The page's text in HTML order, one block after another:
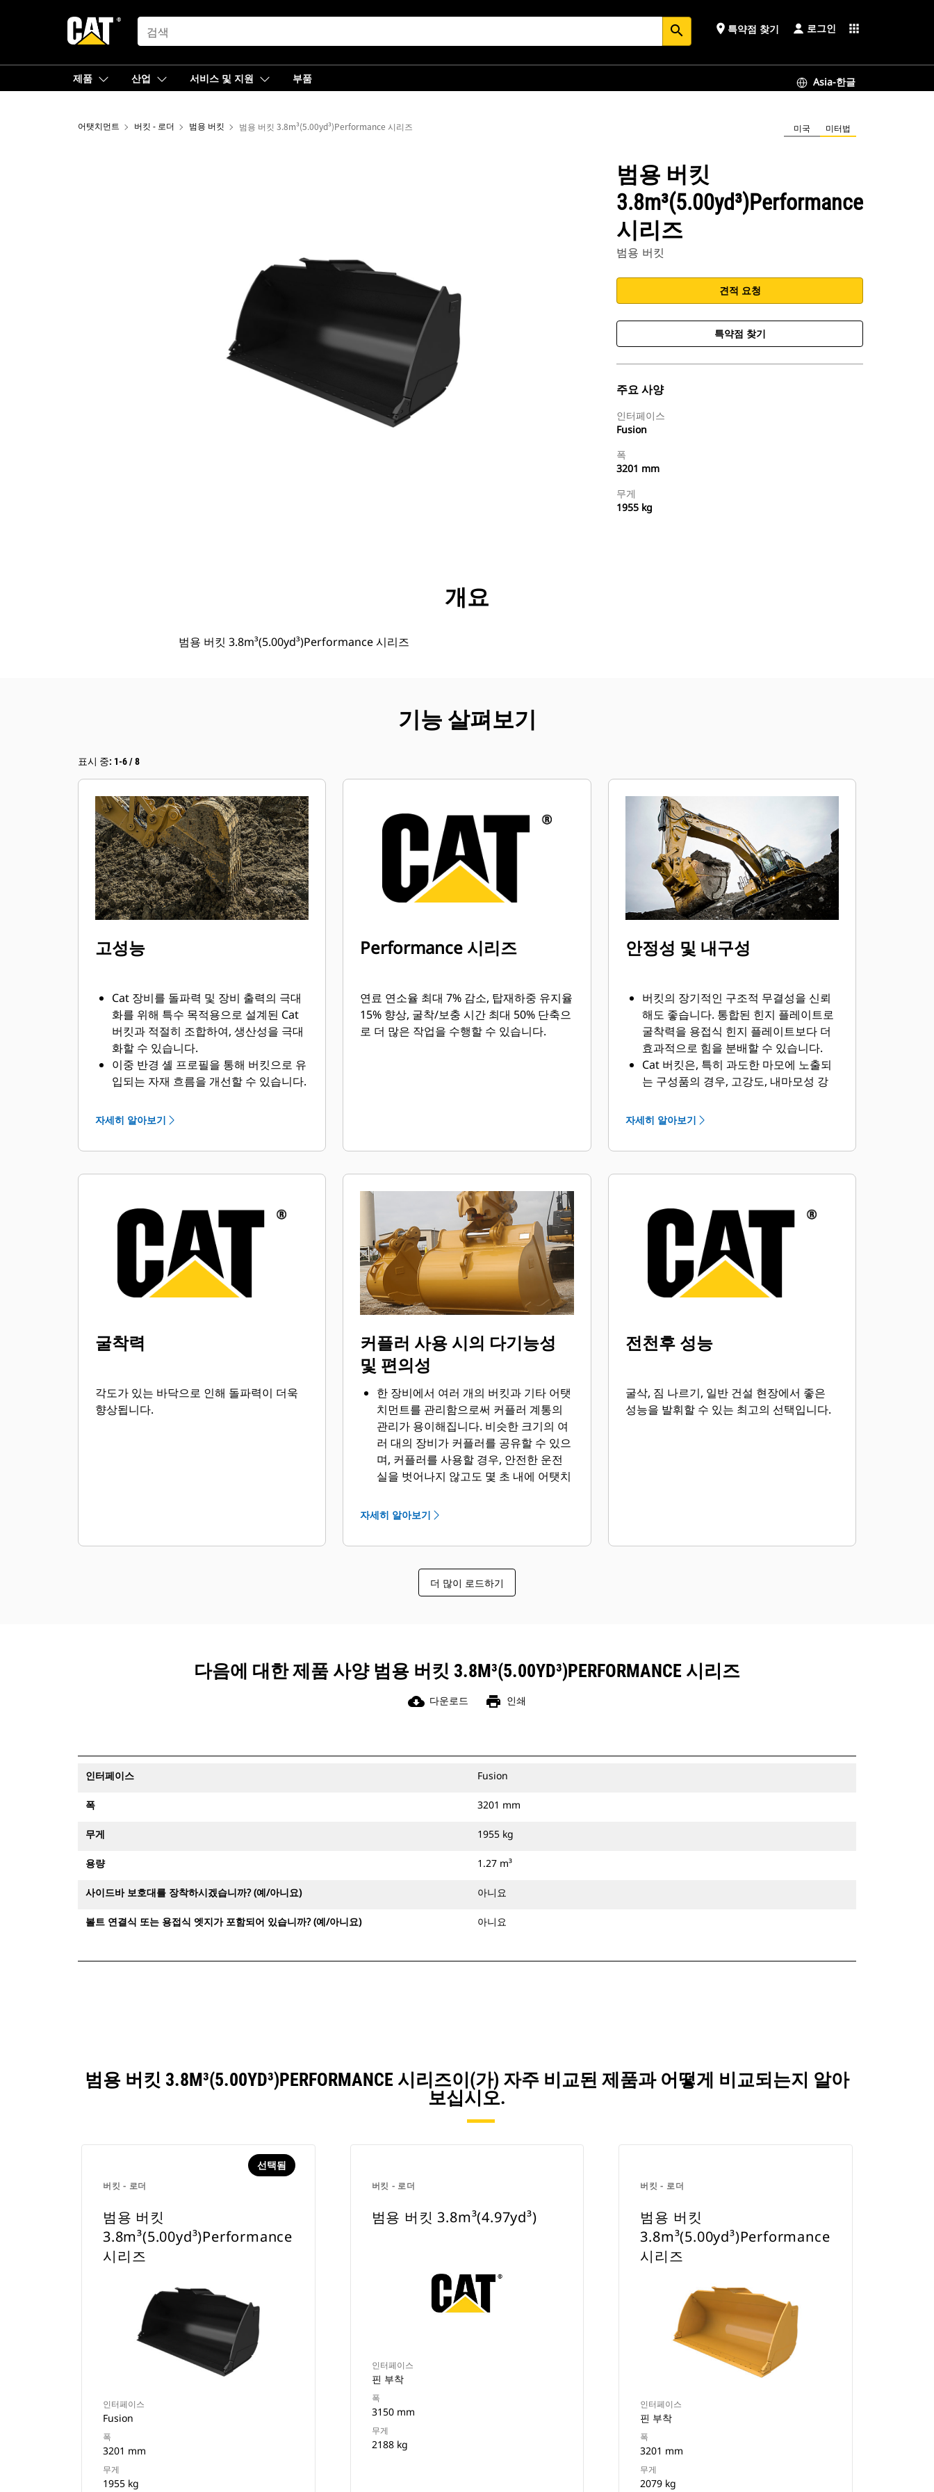
SEARCH search place 특약점 찾기 로그인 apps
제품 산업 서비스 및 지원 부품 Asia-한글
어탯치먼트 버킷 - 로더 범용 버킷 범용 버킷 3.8m³(5.00yd³)Performance 시리즈 미국 미터법
범용 버킷
3.8m³(5.00yd³)Performance
시리즈
범용 버킷
견적 요청
특약점 찾기
주요 사양
인터페이스
Fusion
폭
3201 mm
무게
1955 kg
투어
개요
범용 버킷 3.8m³(5.00yd³)Performance 시리즈
기능 살펴보기
표시 중: 1-6 / 8
고성능
Cat 장비를 돌파력 및 장비 출력의 극대
화를 위해 특수 목적용으로 설계된 Cat
버킷과 적절히 조합하여, 생산성을 극대
화할 수 있습니다.
이중 반경 셸 프로필을 통해 버킷으로 유
입되는 자재 흐름을 개선할 수 있습니다.
않아 정비 비용이 절감됩니다.
다. Cat 버킷은 자재를 빠르게 관통하여
매 적재 동작마다 버킷의 특수한 형상과
사이드바가 자재의 버킷 이탈을 막아줍
자세히 알아보기
Performance 시리즈
연료 연소율 최대 7% 감소, 탑재하중 유지율
15% 향상, 굴착/보충 시간 최대 50% 단축으
로 더 많은 작업을 수행할 수 있습니다.
안정성 및 내구성
버킷의 장기적인 구조적 무결성을 신뢰
해도 좋습니다. 통합된 힌지 플레이트로
굴착력을 용접식 힌지 플레이트보다 더
효과적으로 힘을 분배할 수 있습니다.
Cat 버킷은, 특히 과도한 마모에 노출되
는 구성품의 경우, 고강도, 내마모성 강
Cat 지상 결합 작업 툴(GET)로 버킷의
보호하십시오. 사이드바 보호대와 사이
버킷과 작업 용도의 조합에 적합한 GET
를 선택하여 정비 비용을 절감합니다.
버킷 팁을 특정한 작업 용도에 맞춰 다양
한 선택사양으로 사용할 수 있습니다. 청
소나 바닥 정지 작업을 진행해야 하든 거
친 굴착 작업이나 마모성 자재를 처리해
자세히 알아보기
굴착력
각도가 있는 바닥으로 인해 돌파력이 더욱
향상됩니다.
커플러 사용 시의 다기능성
및 편의성
한 장비에서 여러 개의 버킷과 기타 어탯
치먼트를 관리함으로써 커플러 계통의
관리가 용이해집니다. 비슷한 크기의 여
러 대의 장비가 커플러를 공유할 수 있으
며, 커플러를 사용할 경우, 안전한 운전
실을 벗어나지 않고도 몇 초 내에 어탯치
장비에 직접 핀으로 고정할 수 있는 버킷
핀 그래버 커플러와도 호환됩니다. 핀 그
는 매립형 핀이 있으므로, Cat 핀 그래버
커플러와 함께 사용할 경우 버킷의 사이
리로 들어 올려 세척할 수 있습니다.
커플러의 보조 래치로부터 수신되는 가
청 신호 및 가시 신호와 함께, 어탯치먼
트를 항상 운전자의 시선상에서 확보해
굴삭기 및 모든 휠형 굴삭기와 호환됩니
다. 도랑용 폭 커플러도 사용 가능합니
CW 전용 커플러 계통과 호환되는 어탯
치먼트는 고정식 퀵 커플러 힌지를 사용
합니다. CW 전용 커플러에는 어탯치먼
트를 안전하게 보호하는 웨지 스타일 잠
CW 전용 커플러는 모든 트랙형 및 휠형
자세히 알아보기
전천후 성능
굴삭, 짐 나르기, 일반 건설 현장에서 좋은
성능을 발휘할 수 있는 최고의 선택입니다.
더 많이 로드하기
다음에 대한 제품 사양 범용 버킷 3.8M³(5.00YD³)PERFORMANCE 시리즈
cloud_download 다운로드 print 인쇄
인터페이스 Fusion
폭 3201 mm
무게 1955 kg
용량 1.27 m³
사이드바 보호대를 장착하시겠습니까? (예/아니요) 아니요
볼트 연결식 또는 용접식 엣지가 포함되어 있습니까? (예/아니요) 아니요
범용 버킷 3.8M³(5.00YD³)PERFORMANCE 시리즈이(가) 자주 비교된 제품과 어떻게 비교되는지 알아
보십시오.
버킷 - 로더
선택됨
범용 버킷
3.8m³(5.00yd³)Performance
시리즈
인터페이스
Fusion
폭
3201 mm
무게
1955 kg
버킷 - 로더
범용 버킷 3.8m³(4.97yd³)
인터페이스
핀 부착
폭
3150 mm
무게
2188 kg
버킷 - 로더
범용 버킷
3.8m³(5.00yd³)Performance
시리즈
인터페이스
핀 부착
폭
3201 mm
무게
2079 kg